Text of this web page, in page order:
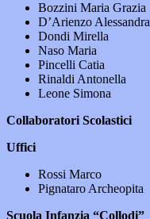
Bozzini Maria Grazia
D’Arienzo Alessandra
Dondi Mirella
Naso Maria
Pincelli Catia
Rinaldi Antonella
Leone Simona
Collaboratori Scolastici
Uffici
Rossi Marco
Pignataro Archeopita
Scuola Infanzia “Collodi”